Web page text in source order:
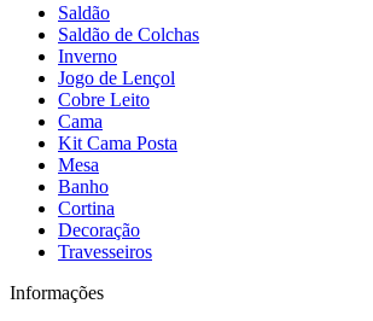
Saldão
Saldão de Colchas
Inverno
Jogo de Lençol
Cobre Leito
Cama
Kit Cama Posta
Mesa
Banho
Cortina
Decoração
Travesseiros
Informações